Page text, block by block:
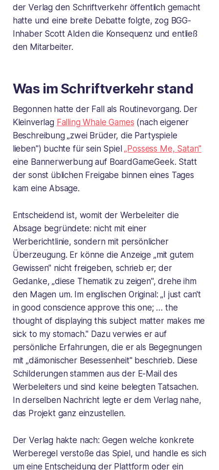
der Verlag den Schriftverkehr öffentlich gemacht
hatte und eine breite Debatte folgte, zog BGG-
Inhaber Scott Alden die Konsequenz und entließ
den Mitarbeiter.
Was im Schriftverkehr stand
Begonnen hatte der Fall als Routinevorgang. Der
Kleinverlag Falling Whale Games (nach eigener
Beschreibung „zwei Brüder, die Partyspiele
lieben") buchte für sein Spiel„Possess Me, Satan"
eine Bannerwerbung auf BoardGameGeek. Statt
der sonst üblichen Freigabe binnen eines Tages
kam eine Absage.
Entscheidend ist, womit der Werbeleiter die
Absage begründete: nicht mit einer
Werberichtlinie, sondern mit persönlicher
Überzeugung. Er könne die Anzeige „mit gutem
Gewissen" nicht freigeben, schrieb er; der
Gedanke, „diese Thematik zu zeigen", drehe ihm
den Magen um. Im englischen Original: „I just can't
in good conscience approve this one; … the
thought of displaying this subject matter makes me
sick to my stomach." Dazu verwies er auf
persönliche Erfahrungen, die er als Begegnungen
mit „dämonischer Besessenheit" beschrieb. Diese
Schilderungen stammen aus der E-Mail des
Werbeleiters und sind keine belegten Tatsachen.
In derselben Nachricht legte er dem Verlag nahe,
das Projekt ganz einzustellen.
Der Verlag hakte nach: Gegen welche konkrete
Werberegel verstoße das Spiel, und handle es sich
um eine Entscheidung der Plattform oder ein